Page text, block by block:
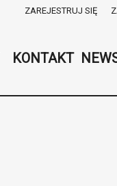
ZAREJESTRUJ SIĘ
KONTAKT